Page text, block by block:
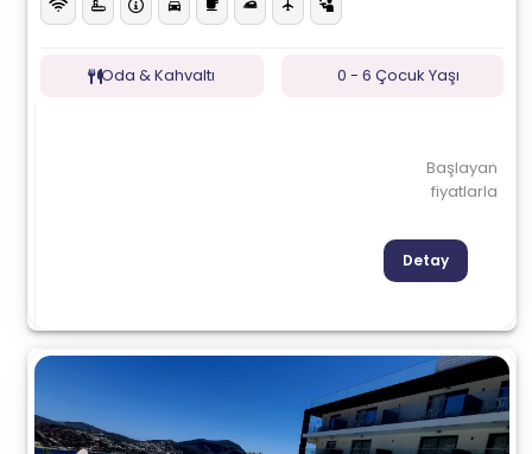
Oda & Kahvaltı 0 - 6 Çocuk Yaşı
Başlayan
fiyatlarla
Detay